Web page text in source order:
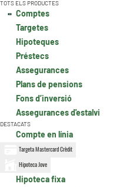
TOTS ELS PRODUCTES
Comptes
Targetes
Hipoteques
Préstecs
Assegurances
Plans de pensions
Fons d’inversió
Assegurances d'estalvi
DESTACATS
Compte en línia
Targeta Mastercard Crèdit
Hipoteca Jove
Hipoteca fixa